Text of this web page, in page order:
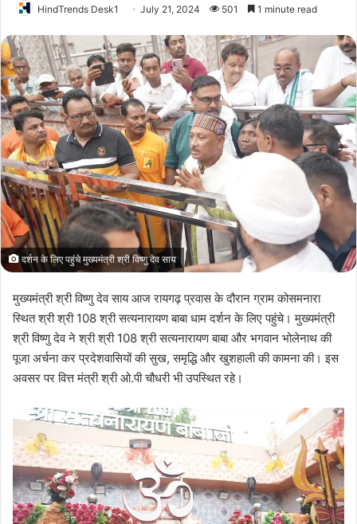
HindTrends Desk1 July 21, 2024 501 1 minute read
दर्शन के लिए पहुंचे मुख्यमंत्री श्री विष्णु देव साय
मुख्यमंत्री श्री विष्णु देव साय आज रायगढ़ प्रवास के दौरान ग्राम कोसमनारा
स्थित श्री श्री 108 श्री सत्यनारायण बाबा धाम दर्शन के लिए पहुंचे। मुख्यमंत्री
श्री विष्णु देव ने श्री श्री 108 श्री सत्यनारायण बाबा और भगवान भोलेनाथ की
पूजा अर्चना कर प्रदेशवासियों की सुख, समृद्धि और खुशहाली की कामना की। इस
अवसर पर वित्त मंत्री श्री ओ.पी चौधरी भी उपस्थित रहे।